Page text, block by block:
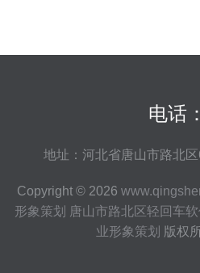
电话
地址：河北省唐山市路北
Copyright © 2026
形象策划 唐山市路北区轻回车
业形象策划 版权